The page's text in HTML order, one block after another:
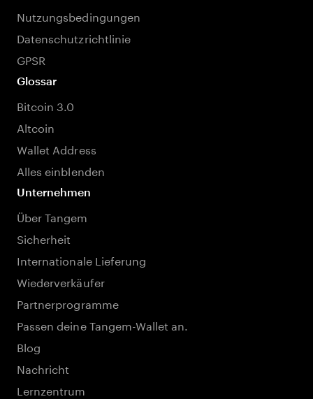
Nutzungsbedingungen
Datenschutzrichtlinie
GPSR
Glossar
Bitcoin 3.0
Altcoin
Wallet Address
Alles einblenden
Unternehmen
Über Tangem
Sicherheit
Internationale Lieferung
Wiederverkäufer
Partnerprogramme
Passen deine Tangem-Wallet an.
Blog
Nachricht
Lernzentrum